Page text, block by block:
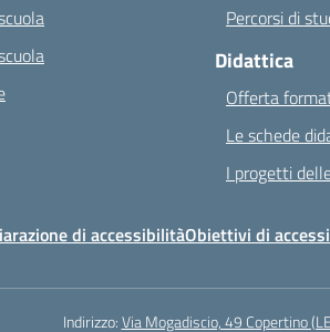
Percorsi di
Didattica
Offerta
Le schede
I progetti
di accessibilitàObiettivi di
Indirizzo:Via Mogadiscio, 49 Copertino